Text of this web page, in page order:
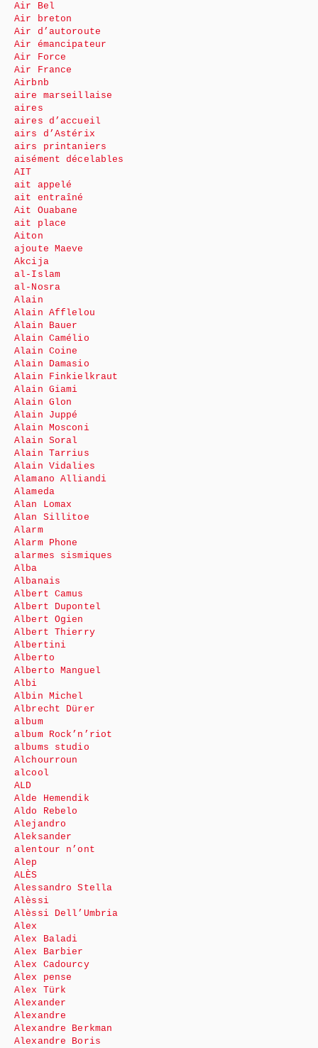
Air Bel
Air breton
Air d’autoroute
Air émancipateur
Air Force
Air France
Airbnb
aire marseillaise
aires
aires d’accueil
airs d’Astérix
airs printaniers
aisément décelables
AIT
ait appelé
ait entraîné
Ait Ouabane
ait place
Aiton
ajoute Maeve
Akcija
al-Islam
al-Nosra
Alain
Alain Afflelou
Alain Bauer
Alain Camélio
Alain Coine
Alain Damasio
Alain Finkielkraut
Alain Giami
Alain Glon
Alain Juppé
Alain Mosconi
Alain Soral
Alain Tarrius
Alain Vidalies
Alamano Alliandi
Alameda
Alan Lomax
Alan Sillitoe
Alarm
Alarm Phone
alarmes sismiques
Alba
Albanais
Albert Camus
Albert Dupontel
Albert Ogien
Albert Thierry
Albertini
Alberto
Alberto Manguel
Albi
Albin Michel
Albrecht Dürer
album
album Rock’n’riot
albums studio
Alchourroun
alcool
ALD
Alde Hemendik
Aldo Rebelo
Alejandro
Aleksander
alentour n’ont
Alep
ALÈS
Alessandro Stella
Alèssi
Alèssi Dell’Umbria
Alex
Alex Baladi
Alex Barbier
Alex Cadourcy
Alex pense
Alex Türk
Alexander
Alexandre
Alexandre Berkman
Alexandre Boris